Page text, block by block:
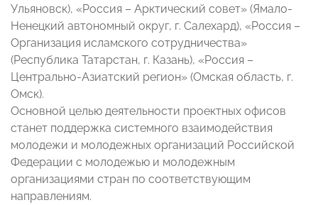
Ульяновск), «Россия – Арктический совет» (Ямало-
Ненецкий автономный округ, г. Салехард), «Россия –
Организация исламского сотрудничества»
(Республика Татарстан, г. Казань), «Россия –
Центрально-Азиатский регион» (Омская область, г.
Омск).
Основной целью деятельности проектных офисов
станет поддержка системного взаимодействия
молодежи и молодежных организаций Российской
Федерации с молодежью и молодежным
организациями стран по соответствующим
направлениям.